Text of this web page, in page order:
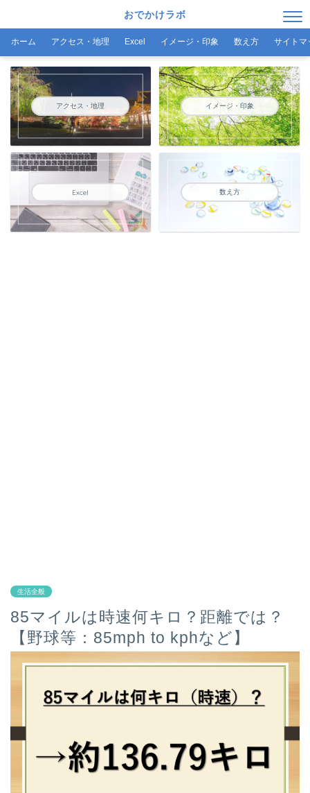
おでかけラボ
ホーム アクセス・地理 Excel イメージ・印象 数え方 サイトマ
アクセス・地理 イメージ・印象
Excel 数え方
生活全般
85マイルは時速何キロ？距離では？
【野球等：85mph to kphなど】